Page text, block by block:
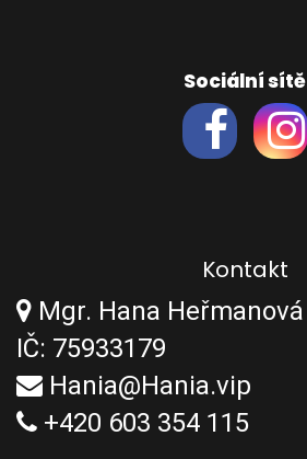
Sociální sítě
Kontakt
Mgr. Hana Heřmanová
IČ: 75933179
Hania@Hania.vip
+420 603 354 115